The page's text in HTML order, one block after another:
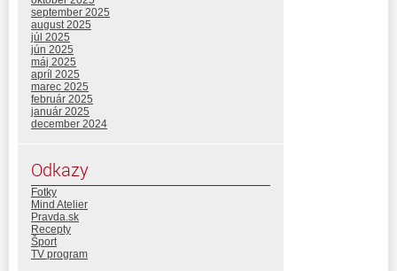
september 2025
august 2025
júl 2025
jún 2025
máj 2025
apríl 2025
marec 2025
február 2025
január 2025
december 2024
Odkazy
Fotky
Mind Atelier
Pravda.sk
Recepty
Šport
TV program